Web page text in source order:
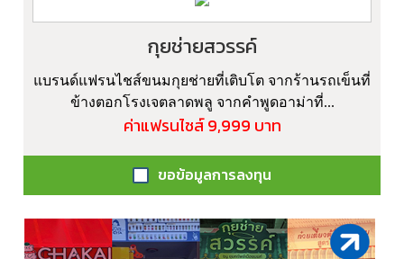
กุยช่ายสวรรค์
แบรนด์แฟรนไชส์ขนมกุยช่ายที่เติบโต จากร้านรถเข็นที่
ข้างตอกโรงเจตลาดพลู จากคำพูดอาม่าที่...
ค่าแฟรนไชส์ 9,999 บาท
ขอข้อมูลการลงทุน